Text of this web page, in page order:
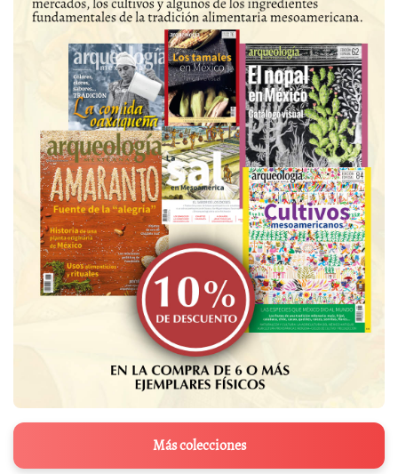
Más colecciones